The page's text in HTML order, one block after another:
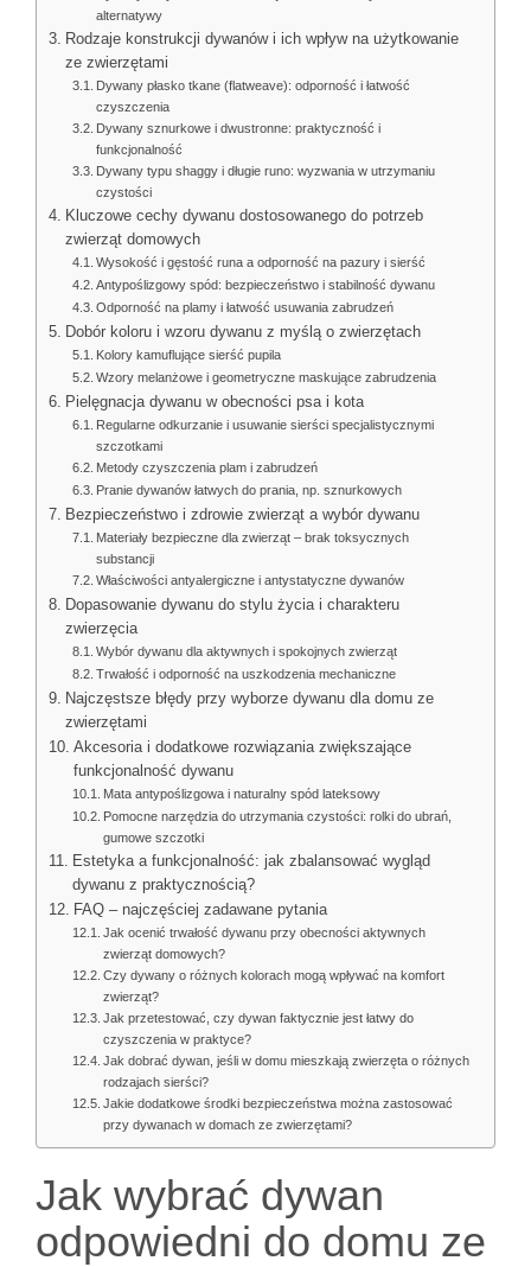
alternatywy
Rodzaje konstrukcji dywanów i ich wpływ na użytkowanie
ze zwierzętami
Dywany płasko tkane (flatweave): odporność i łatwość
czyszczenia
Dywany sznurkowe i dwustronne: praktyczność i
funkcjonalność
Dywany typu shaggy i długie runo: wyzwania w utrzymaniu
czystości
Kluczowe cechy dywanu dostosowanego do potrzeb
zwierząt domowych
Wysokość i gęstość runa a odporność na pazury i sierść
Antypoślizgowy spód: bezpieczeństwo i stabilność dywanu
Odporność na plamy i łatwość usuwania zabrudzeń
Dobór koloru i wzoru dywanu z myślą o zwierzętach
Kolory kamuflujące sierść pupila
Wzory melanżowe i geometryczne maskujące zabrudzenia
Pielęgnacja dywanu w obecności psa i kota
Regularne odkurzanie i usuwanie sierści specjalistycznymi
szczotkami
Metody czyszczenia plam i zabrudzeń
Pranie dywanów łatwych do prania, np. sznurkowych
Bezpieczeństwo i zdrowie zwierząt a wybór dywanu
Materiały bezpieczne dla zwierząt – brak toksycznych
substancji
Właściwości antyalergiczne i antystatyczne dywanów
Dopasowanie dywanu do stylu życia i charakteru
zwierzęcia
Wybór dywanu dla aktywnych i spokojnych zwierząt
Trwałość i odporność na uszkodzenia mechaniczne
Najczęstsze błędy przy wyborze dywanu dla domu ze
zwierzętami
Akcesoria i dodatkowe rozwiązania zwiększające
funkcjonalność dywanu
Mata antypoślizgowa i naturalny spód lateksowy
Pomocne narzędzia do utrzymania czystości: rolki do ubrań,
gumowe szczotki
Estetyka a funkcjonalność: jak zbalansować wygląd
dywanu z praktycznością?
FAQ – najczęściej zadawane pytania
Jak ocenić trwałość dywanu przy obecności aktywnych
zwierząt domowych?
Czy dywany o różnych kolorach mogą wpływać na komfort
zwierząt?
Jak przetestować, czy dywan faktycznie jest łatwy do
czyszczenia w praktyce?
Jak dobrać dywan, jeśli w domu mieszkają zwierzęta o różnych
rodzajach sierści?
Jakie dodatkowe środki bezpieczeństwa można zastosować
przy dywanach w domach ze zwierzętami?
Jak wybrać dywan
odpowiedni do domu ze